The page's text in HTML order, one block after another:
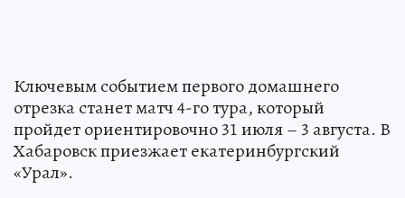
Ключевым событием первого домашнего
отрезка станет матч 4-го тура, который
пройдет ориентировочно 31 июля – 3 августа. В
Хабаровск приезжает екатеринбургский
«Урал».